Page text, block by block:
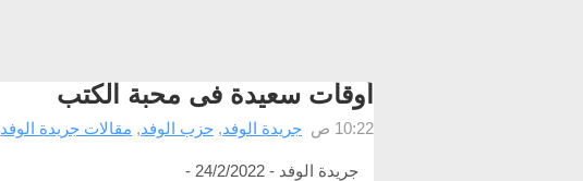
أوقات سعيدة فى محبة الكتب
10:22 ص جريدة الوفد, حزب الوفد, مقالات جريدة الوفد
جريدة الوفد - 24/2/2022 -